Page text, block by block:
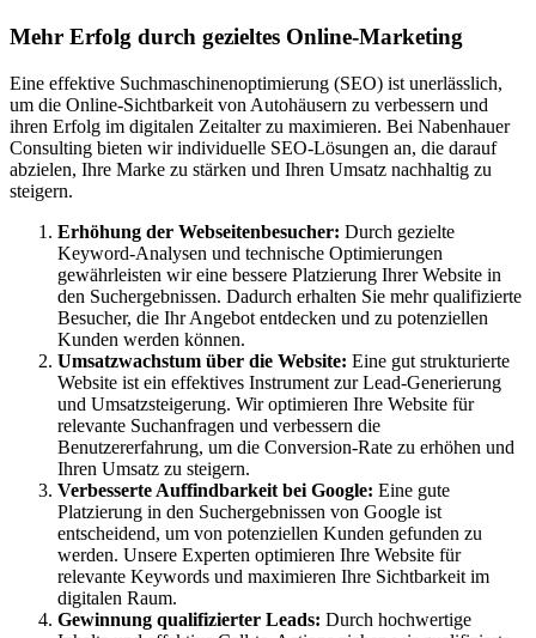
Mehr Erfolg durch gezieltes Online-Marketing
Eine effektive Suchmaschinenoptimierung (SEO) ist unerlässlich,
um die Online-Sichtbarkeit von Autohäusern zu verbessern und
ihren Erfolg im digitalen Zeitalter zu maximieren. Bei Nabenhauer
Consulting bieten wir individuelle SEO-Lösungen an, die darauf
abzielen, Ihre Marke zu stärken und Ihren Umsatz nachhaltig zu
steigern.
Erhöhung der Webseitenbesucher: Durch gezielte
Keyword-Analysen und technische Optimierungen
gewährleisten wir eine bessere Platzierung Ihrer Website in
den Suchergebnissen. Dadurch erhalten Sie mehr qualifizierte
Besucher, die Ihr Angebot entdecken und zu potenziellen
Kunden werden können.
Umsatzwachstum über die Website: Eine gut strukturierte
Website ist ein effektives Instrument zur Lead-Generierung
und Umsatzsteigerung. Wir optimieren Ihre Website für
relevante Suchanfragen und verbessern die
Benutzererfahrung, um die Conversion-Rate zu erhöhen und
Ihren Umsatz zu steigern.
Verbesserte Auffindbarkeit bei Google: Eine gute
Platzierung in den Suchergebnissen von Google ist
entscheidend, um von potenziellen Kunden gefunden zu
werden. Unsere Experten optimieren Ihre Website für
relevante Keywords und maximieren Ihre Sichtbarkeit im
digitalen Raum.
Gewinnung qualifizierter Leads: Durch hochwertige